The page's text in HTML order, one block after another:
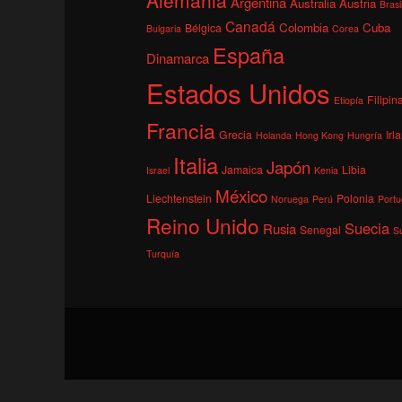
Brasil
Bulgaria Bélgica Canadá Colombia Corea Cuba
Dinamarca España
Estados Unidos Etiopía
Francia Grecia Holanda Hong Kong Hungría
Israel Italia Jamaica Japón Kenia Libia
Liechtenstein México Noruega Perú Polonia
Reino Unido Rusia Senegal Suecia
Turquía